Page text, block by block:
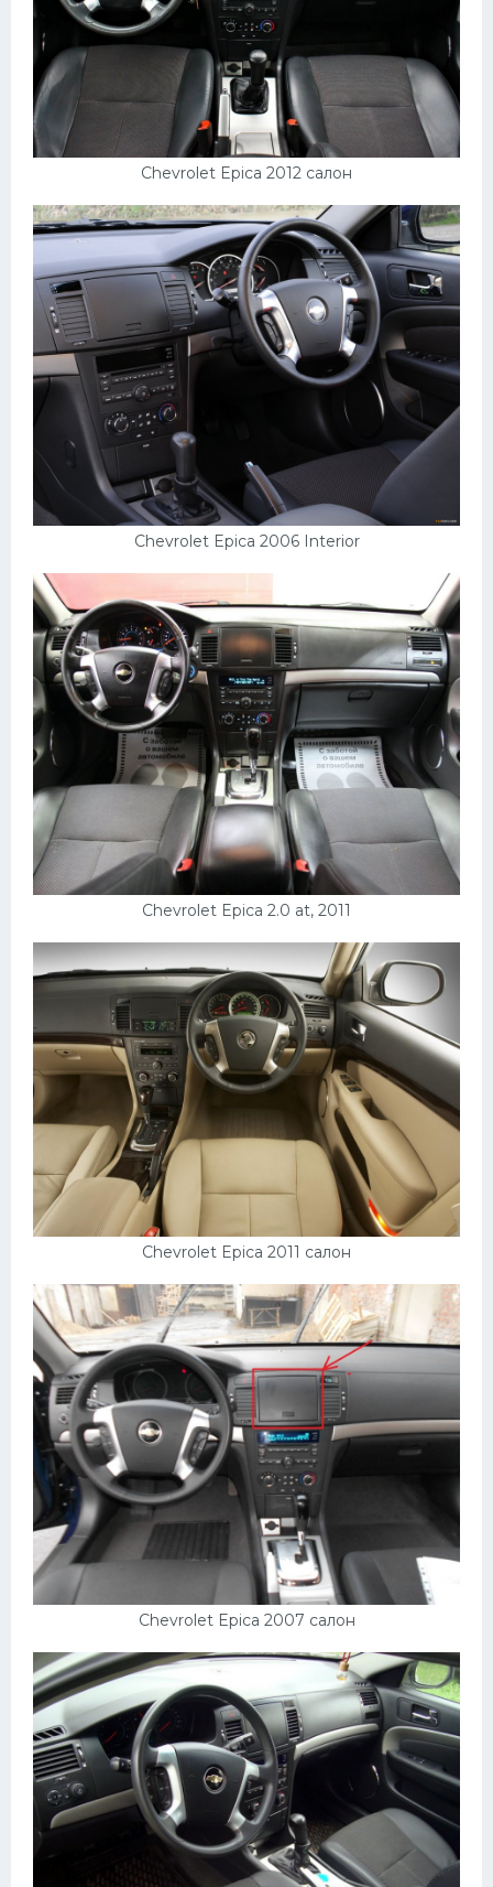
Chevrolet Epica 2012 салон
Chevrolet Epica 2006 Interior
Chevrolet Epica 2.0 at, 2011
Chevrolet Epica 2011 салон
Chevrolet Epica 2007 салон
Велосипеды
Рено
Прогулочные суда
Хендай
Камаз
Хонда
Грузовики
Шевроле
Кадиллак
Автокемпер
Феррари
Мотоциклы
Ямаха
Додж
Ява
Эмблемы
Спецтехника